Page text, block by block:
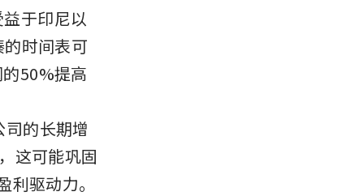
于印尼以
时间表可
50%提高
的长期增
这可能巩固
驱动力。